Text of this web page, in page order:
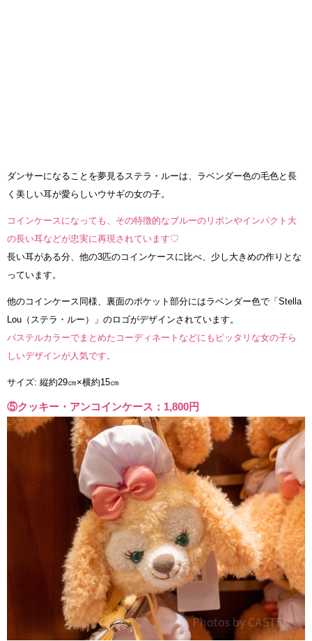
ダンサーになることを夢見るステラ・ルーは、ラベンダー色の毛色と長
く美しい耳が愛らしいウサギの女の子。
コインケースになっても、その特徴的なブルーのリボンやインパクト大
の長い耳などが忠実に再現されています♡
長い耳がある分、他の3匹のコインケースに比べ、少し大きめの作りとな
っています。
他のコインケース同様、裏面のポケット部分にはラベンダー色で「Stella
Lou（ステラ・ルー）」のロゴがデザインされています。
パステルカラーでまとめたコーディネートなどにもピッタリな女の子ら
しいデザインが人気です。
サイズ: 縦約29㎝×横約15㎝
⑤クッキー・アンコインケース：1,800円